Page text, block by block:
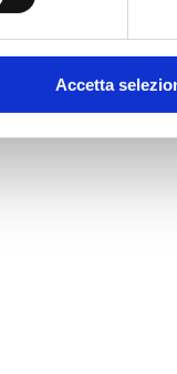
Accetta